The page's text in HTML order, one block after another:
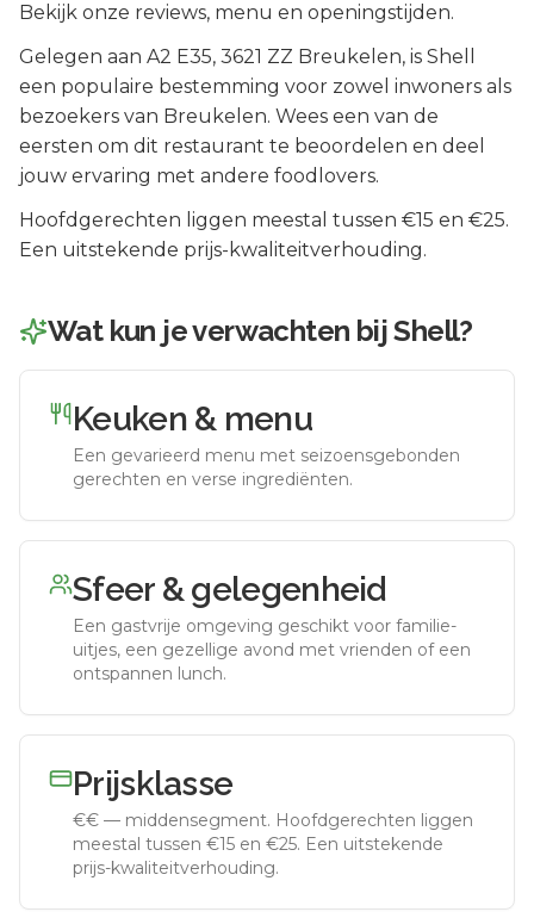
Bekijk onze reviews, menu en openingstijden.
Gelegen aan A2 E35, 3621 ZZ Breukelen, is Shell
een populaire bestemming voor zowel inwoners als
bezoekers van Breukelen. Wees een van de
eersten om dit restaurant te beoordelen en deel
jouw ervaring met andere foodlovers.
Hoofdgerechten liggen meestal tussen €15 en €25.
Een uitstekende prijs-kwaliteitverhouding.
Wat kun je verwachten bijShell?
Keuken & menu
Een gevarieerd menu met seizoensgebonden
gerechten en verse ingrediënten.
Sfeer & gelegenheid
Een gastvrije omgeving geschikt voor familie-
uitjes, een gezellige avond met vrienden of een
ontspannen lunch.
Prijsklasse
€€ — middensegment. Hoofdgerechten liggen
meestal tussen €15 en €25. Een uitstekende
prijs-kwaliteitverhouding.